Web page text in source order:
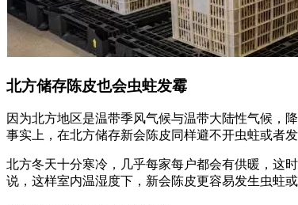
北方储存陈皮也会虫蛀发霉
因为北方地区是温带季风气候与温带大陆性气候，
事实上，在北方储存新会陈皮同样避不开虫蛀或者发
北方冬天十分寒冷，几乎每家每户都会有供暖，这
说，这样室内温湿度下，新会陈皮更容易发生虫蛀或